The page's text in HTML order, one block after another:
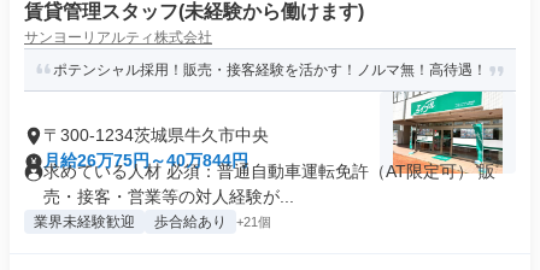
賃貸管理スタッフ(未経験から働けます)
サンヨーリアルティ株式会社
ポテンシャル採用！販売・接客経験を活かす！ノルマ無！高待遇！
〒300-1234茨城県牛久市中央
月給26万75円～40万844円
求めている人材 必須：普通自動車運転免許（AT限定可） 販
売・接客・営業等の対人経験が...
業界未経験歓迎 歩合給あり +21個